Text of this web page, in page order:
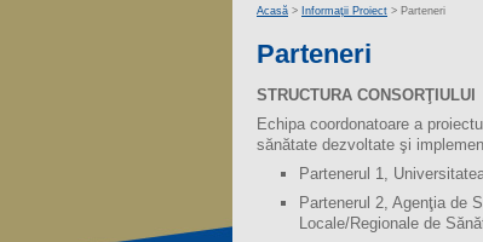
Acasă > Informaţii Proiect > Parteneri
Parteneri
STRUCTURA CONSORŢIULUI
Echipa coordonatoare a
sănătate dezvoltate şi
Partenerul 1,
Partenerul 2, Agenţia de
Locale/Regionale de